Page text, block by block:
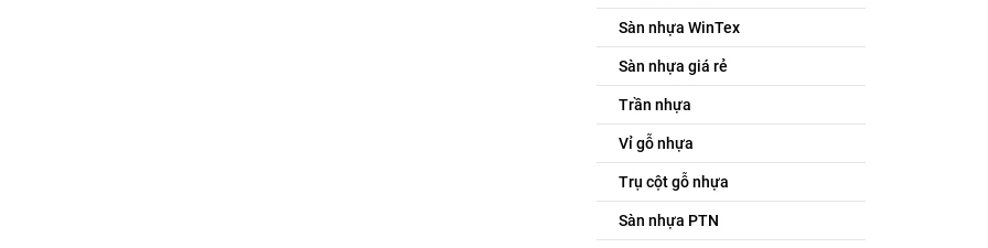
Sàn nhựa WinTex
Sàn nhựa giá rẻ
Trần nhựa
Vỉ gỗ nhựa
Trụ cột gỗ nhựa
Sàn nhựa PTN